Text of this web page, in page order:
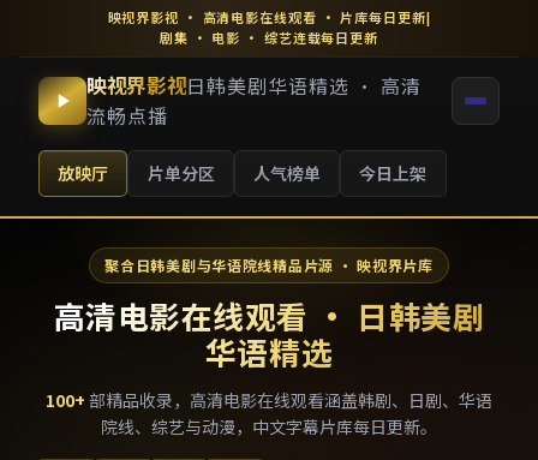
映视界影视 · 高清电影在线观看 · 片库每日更新|
剧集 · 电影 · 综艺连载每日更新
映视界影视日韩美剧华语精选 · 高清
流畅点播
放映厅 片单分区 人气榜单 今日上架
聚合日韩美剧与华语院线精品片源 · 映视界片库
高清电影在线观看 · 日韩美剧
华语精选
100+ 部精品收录， 高清电影在线观看涵盖韩剧、日剧、华语
院线、综艺与动漫，中文字幕片库每日更新。